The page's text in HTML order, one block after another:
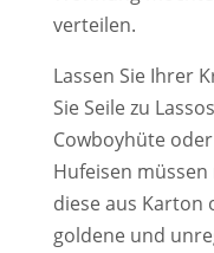
verteilen.
Lassen Sie Ihrer
Sie Seile zu
Cowboyhüte
Hufeisen
diese aus Karton
goldene und